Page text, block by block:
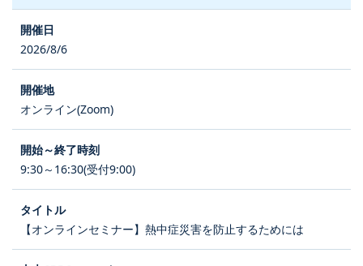
2026/8/6
オンライン(Zoom)
9:30～16:30(受付9:00)
【オンラインセミナー】熱中症災害を防止するためには